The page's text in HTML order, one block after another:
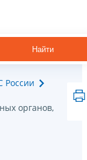
Найти
органов,